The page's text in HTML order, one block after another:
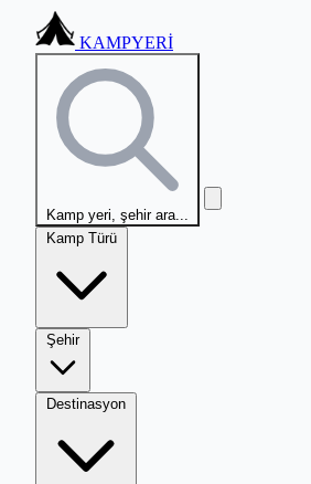
KAMPYERİ
Kamp yeri, şehir ara...
Kamp Türü
Şehir
Destinasyon